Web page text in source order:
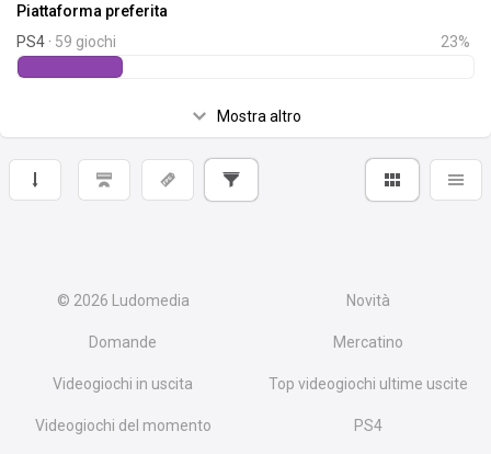
Piattaforma preferita
PS4 · 59 giochi 23%
Mostra altro
© 2026 Ludomedia Novità
Domande Mercatino
Videogiochi in uscita Top videogiochi ultime uscite
Videogiochi del momento PS4